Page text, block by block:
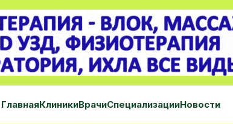
ГлавнаяКлиникиВрачиСпециализацииНовости